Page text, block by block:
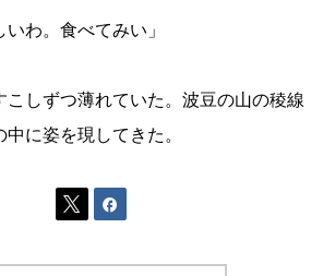
いわ。食べてみい」
こしずつ薄れていた。波豆の山の稜線
に姿を現してきた。
 